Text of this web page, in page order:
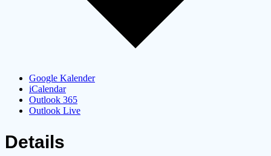
Google Kalender
iCalendar
Outlook 365
Outlook Live
Details